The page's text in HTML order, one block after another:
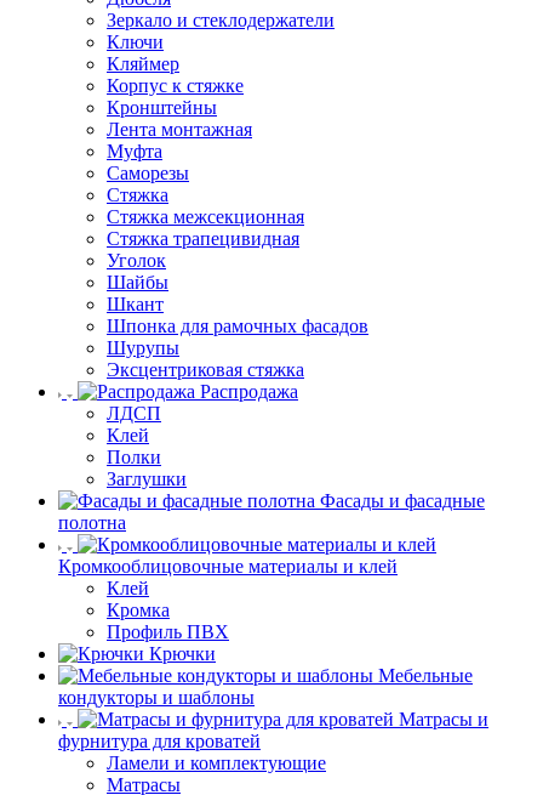
Зеркало и стеклодержатели
Ключи
Кляймер
Корпус к стяжке
Кронштейны
Лента монтажная
Муфта
Саморезы
Стяжка
Стяжка межсекционная
Стяжка трапецивидная
Уголок
Шайбы
Шкант
Шпонка для рамочных фасадов
Шурупы
Эксцентриковая стяжка
Распродажа
ЛДСП
Клей
Полки
Заглушки
Фасады и фасадные
полотна
Кромкооблицовочные материалы и клей
Клей
Кромка
Профиль ПВХ
Крючки
Мебельные
кондукторы и шаблоны
Матрасы и
фурнитура для кроватей
Ламели и комплектующие
Матрасы